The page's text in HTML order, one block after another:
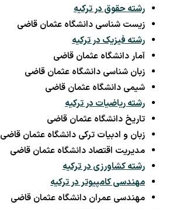
رشته حقوق در ترکیه
زیست شناسی دانشگاه عثمان قاضی
رشته فیزیک در ترکیه
آمار دانشگاه عثمان قاضی
زبان شناسی دانشگاه عثمان قاضی
شیمی دانشگاه عثمان قاضی
رشته ریاضیات در ترکیه
تاریخ دانشگاه عثمان قاضی
زبان و ادبیات ترکی دانشگاه عثمان قاضی
مدیریت اقتصاد دانشگاه عثمان قاضی
رشته کشاورزی در ترکیه
مهندسی کامپیوتر در ترکیه
مهندسی عمران دانشگاه عثمان قاضی